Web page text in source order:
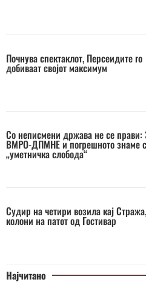
Почнува спектаклот, Персеидите го
добиваат својот максимум
Со неписмени држава не се прави:
ВМРО-ДПМНЕ и погрешното знаме
„уметничка слобода“
Судир на четири возила кај
колони на патот од Гостивар
Најчитано